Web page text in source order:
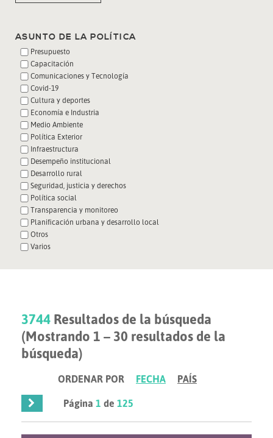
ASUNTO DE LA POLÍTICA
Presupuesto
Capacitación
Comunicaciones y Tecnología
Covid-19
Cultura y deportes
Economía e Industria
Medio Ambiente
Política Exterior
Infraestructura
Desempeño institucional
Desarrollo rural
Seguridad, justicia y derechos
Política social
Transparencia y monitoreo
Planificación urbana y desarrollo local
Otros
Varios
3744 Resultados de la búsqueda
(Mostrando 1 – 30 resultados de la
búsqueda)
ORDENAR POR FECHA
PAÍS
Página1 de125